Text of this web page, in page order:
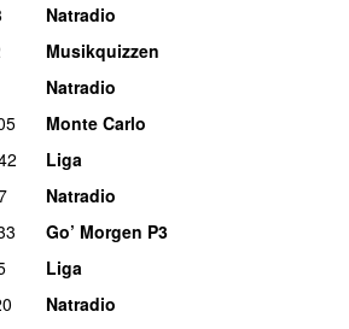
Natradio
Musikquizzen
Natradio
Monte Carlo
Liga
Natradio
Go’ Morgen P3
Liga
Natradio